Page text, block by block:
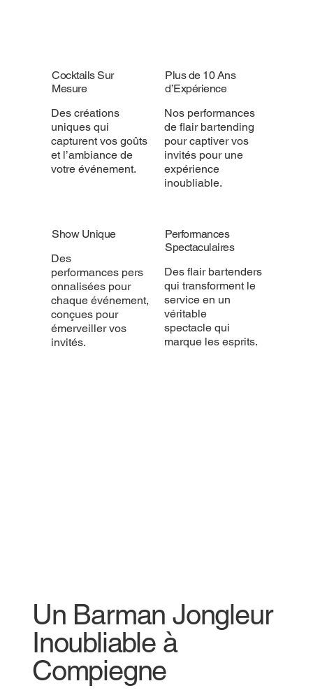
Cocktails Sur
Mesure
Des créations
uniques qui
capturent vos goûts
et l’ambiance de
votre événement.
Plus de 10 Ans
d’Expérience
Nos performances
de flair bartending
pour captiver vos
invités pour une
expérience
inoubliable.
Show Unique
Des
performances pers
onnalisées pour
chaque événement,
conçues pour
émerveiller vos
invités.
Performances
Spectaculaires
Des flair bartenders
qui transforment le
service en un
véritable
spectacle qui
marque les esprits.
Un Barman Jongleur
Inoubliable à
Compiegne